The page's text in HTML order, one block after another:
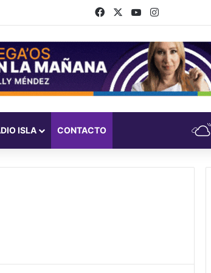
FacebookYouTubeInstagram
ISLA CONTACTO